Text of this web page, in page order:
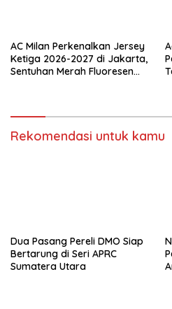
AC Milan Perkenalkan Jersey
Ketiga 2026-2027 di Jakarta,
Sentuhan Merah Fluoresen
Rekomendasi untuk kamu
Dua Pasang Pereli DMO Siap
Bertarung di Seri APRC
Sumatera Utara